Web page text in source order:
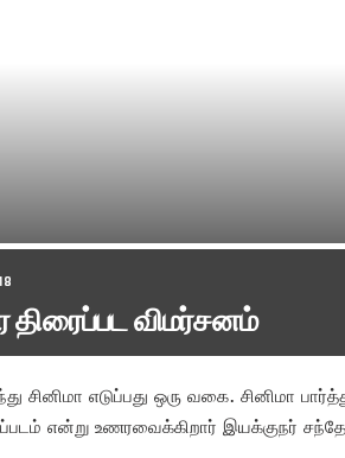
திரைப்பட விமர்சனம்
சினிமா எடுப்பது ஒரு வகை. சினிமா
என்று உணரவைக்கிறார் இயக்குநர்